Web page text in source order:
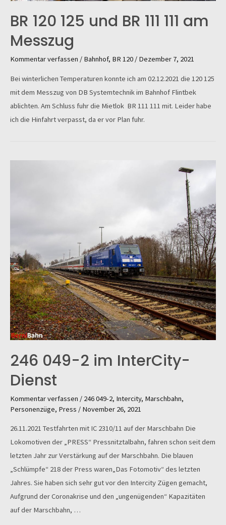
BR 120 125 und BR 111 111 am
Messzug
Kommentar verfassen / Bahnhof, BR 120 / Dezember 7, 2021
Bei winterlichen Temperaturen konnte ich am 02.12.2021 die 120 125
mit dem Messzug von DB Systemtechnik im Bahnhof Flintbek
ablichten. Am Schluss fuhr die Mietlok BR 111 111 mit. Leider habe
ich die Hinfahrt verpasst, da er vor Plan fuhr.
246 049-2 im InterCity-
Dienst
Kommentar verfassen / 246 049-2, Intercity, Marschbahn,
Personenzüge, Press / November 26, 2021
26.11.2021 Testfahrten mit IC 2310/11 auf der Marschbahn Die
Lokomotiven der „PRESS“ Pressnitztalbahn, fahren schon seit dem
letzten Jahr zur Verstärkung auf der Marschbahn. Die blauen
„Schlümpfe“ 218 der Press waren„Das Fotomotiv“ des letzten
Jahres. Sie haben sich sehr gut vor den Intercity Zügen gemacht,
Aufgrund der Coronakrise und den „ungenügenden“ Kapazitäten
auf der Marschbahn, …